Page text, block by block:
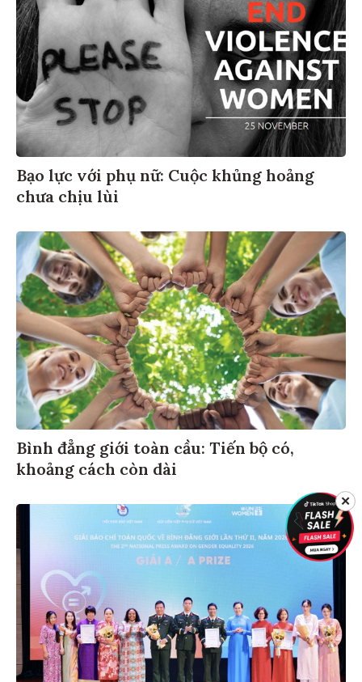
Bạo lực với phụ nữ: Cuộc khủng hoảng
chưa chịu lùi
Bình đẳng giới toàn cầu: Tiến bộ có,
khoảng cách còn dài
✕